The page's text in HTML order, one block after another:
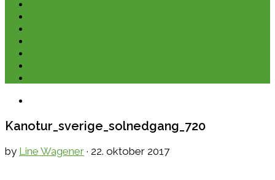
Kanotur_sverige_solnedgang_720
by Line Wagener · 22. oktober 2017